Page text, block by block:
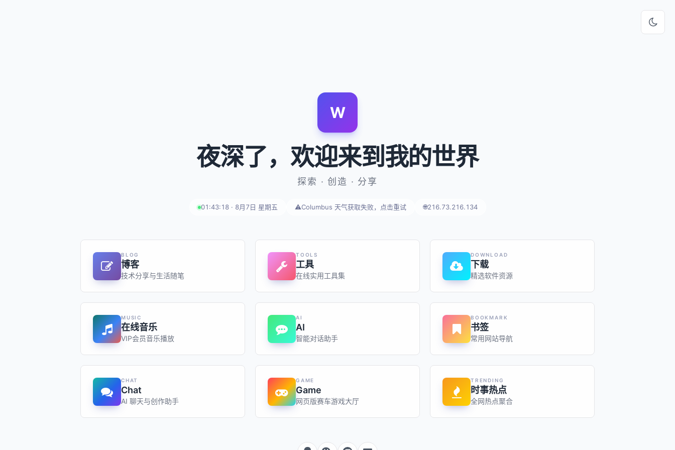
W
夜深了，欢迎来到我的世界
探索 · 创造 · 分享
01:43:19 · 8月7日 星期五 ⚠️Columbus 天气获取失败，点击重试 🌐216.73.216.134
BLOG
博客
技术分享与生活随笔
TOOLS
工具
在线实用工具集
DOWNLOAD
下载
精选软件资源
MUSIC
在线音乐
VIP会员音乐播放
AI
AI
智能对话助手
BOOKMARK
书签
常用网站导航
CHAT
Chat
AI 聊天与创作助手
GAME
Game
网页版赛车游戏大厅
TRENDING
时事热点
全网热点聚合